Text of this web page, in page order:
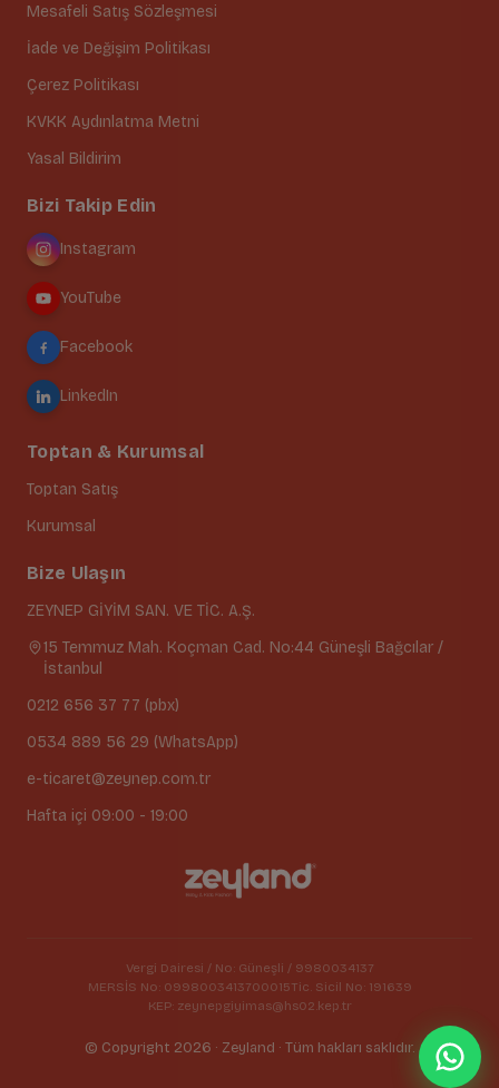
Mesafeli Satış Sözleşmesi
İade ve Değişim Politikası
Çerez Politikası
KVKK Aydınlatma Metni
Yasal Bildirim
Bizi Takip Edin
Instagram
YouTube
Facebook
LinkedIn
Toptan & Kurumsal
Toptan Satış
Kurumsal
Bize Ulaşın
ZEYNEP GİYİM SAN. VE TİC. A.Ş.
15 Temmuz Mah. Koçman Cad. No:44 Güneşli Bağcılar /
İstanbul
0212 656 37 77 (pbx)
0534 889 56 29 (WhatsApp)
e-ticaret@zeynep.com.tr
Hafta içi 09:00 - 19:00
Vergi Dairesi / No: Güneşli / 9980034137
MERSİS No: 0998003413700015Tic. Sicil No: 191639
KEP: zeynepgiyimas@hs02.kep.tr
© Copyright 2026 · Zeyland · Tüm hakları saklıdır.